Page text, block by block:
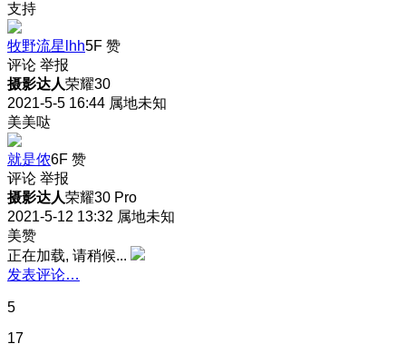
支持
牧野流星lhh5F 赞
评论 举报
摄影达人荣耀30
2021-5-5 16:44 属地未知
美美哒
就是侬6F 赞
评论 举报
摄影达人荣耀30 Pro
2021-5-12 13:32 属地未知
美赞
正在加载, 请稍候...
发表评论…
5
17